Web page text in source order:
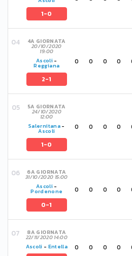
1-0
4A GIORNATA
20/10/2020
19:00
Ascoli -
Reggiana
2-1
0 0 0 0
5A GIORNATA
24/10/2020
12:00
Salernitana-
Ascoli
1-0
0 0 0 0
6A GIORNATA
31/10/2020 15:00
Ascoli -
Pordenone
0-1
0 0 0 0
8A GIORNATA
22/11/2020 14:00
Ascoli - Entella 0 0 0 0